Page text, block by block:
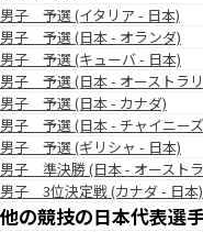
男子 予選 (イタリア - 日本)
男子 予選 (日本 - オランダ)
男子 予選 (キューバ - 日本)
男子 予選 (日本 - オーストラ
男子 予選 (日本 - カナダ)
男子 予選 (日本 - チャイニー
男子 予選 (ギリシャ - 日本)
男子 準決勝 (日本 - オースト
男子 3位決定戦 (カナダ - 日本)
他の競技の日本代表選